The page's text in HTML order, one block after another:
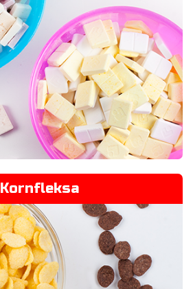
Kornfleksa